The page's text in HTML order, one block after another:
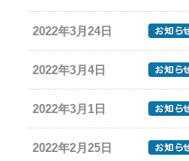
2022年3月24日
2022年3月4日
2022年3月1日
2022年2月25日